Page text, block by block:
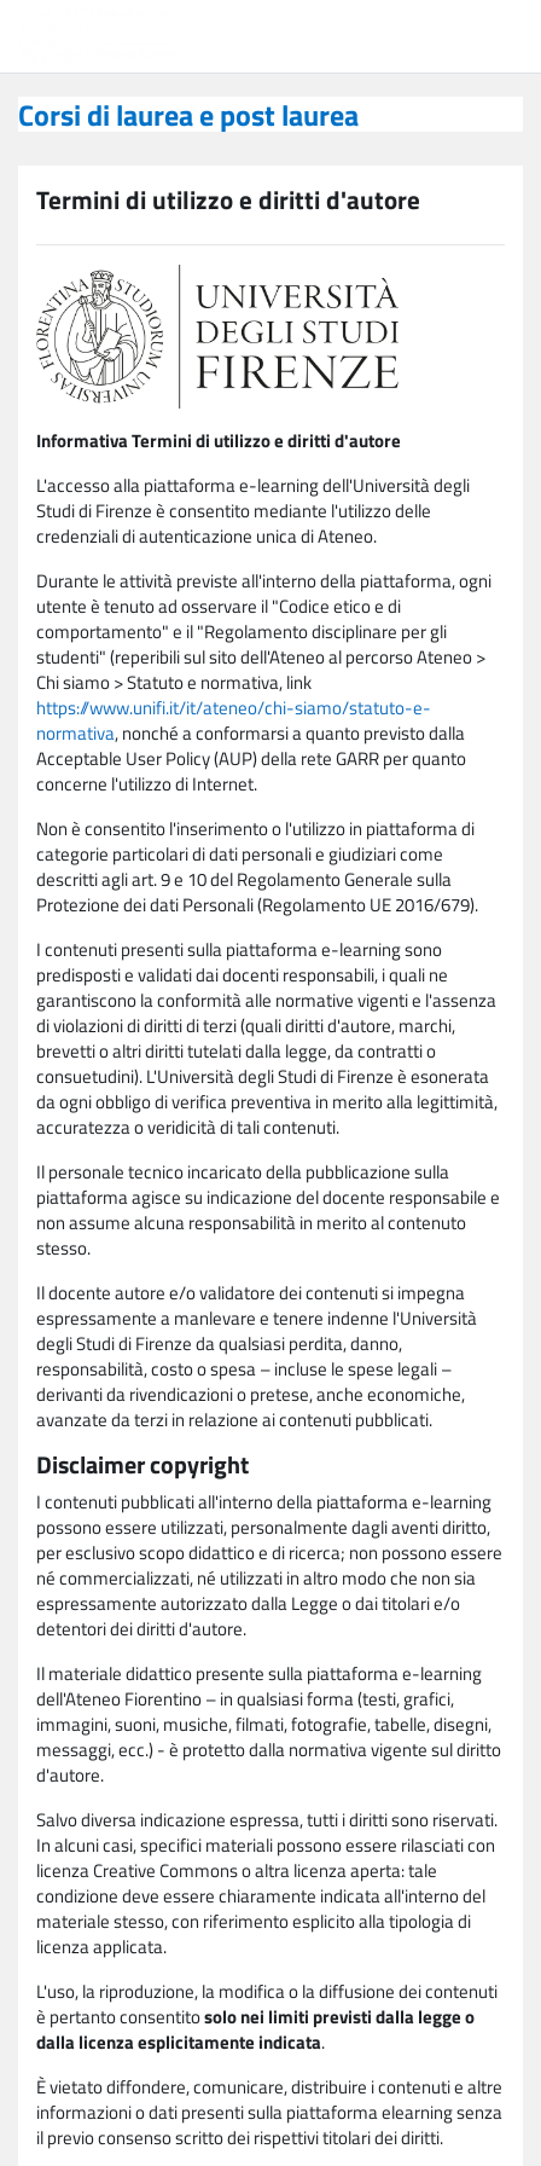
Corsi di laurea e post laurea
Termini di utilizzo e diritti d'autore
Informativa Termini di utilizzo e diritti d'autore
L'accesso alla piattaforma e-learning dell'Università degli
Studi di Firenze è consentito mediante l'utilizzo delle
credenziali di autenticazione unica di Ateneo.
Durante le attività previste all'interno della piattaforma, ogni
utente è tenuto ad osservare il "Codice etico e di
comportamento" e il "Regolamento disciplinare per gli
studenti" (reperibili sul sito dell'Ateneo al percorso Ateneo >
Chi siamo > Statuto e normativa, link
https://www.unifi.it/it/ateneo/chi-siamo/statuto-e-
normativa, nonché a conformarsi a quanto previsto dalla
Acceptable User Policy (AUP) della rete GARR per quanto
concerne l'utilizzo di Internet.
Non è consentito l'inserimento o l'utilizzo in piattaforma di
categorie particolari di dati personali e giudiziari come
descritti agli art. 9 e 10 del Regolamento Generale sulla
Protezione dei dati Personali (Regolamento UE 2016/679).
I contenuti presenti sulla piattaforma e-learning sono
predisposti e validati dai docenti responsabili, i quali ne
garantiscono la conformità alle normative vigenti e l'assenza
di violazioni di diritti di terzi (quali diritti d'autore, marchi,
brevetti o altri diritti tutelati dalla legge, da contratti o
consuetudini). L'Università degli Studi di Firenze è esonerata
da ogni obbligo di verifica preventiva in merito alla legittimità,
accuratezza o veridicità di tali contenuti.
Il personale tecnico incaricato della pubblicazione sulla
piattaforma agisce su indicazione del docente responsabile e
non assume alcuna responsabilità in merito al contenuto
stesso.
Il docente autore e/o validatore dei contenuti si impegna
espressamente a manlevare e tenere indenne l'Università
degli Studi di Firenze da qualsiasi perdita, danno,
responsabilità, costo o spesa – incluse le spese legali –
derivanti da rivendicazioni o pretese, anche economiche,
avanzate da terzi in relazione ai contenuti pubblicati.
Disclaimer copyright
I contenuti pubblicati all'interno della piattaforma e-learning
possono essere utilizzati, personalmente dagli aventi diritto,
per esclusivo scopo didattico e di ricerca; non possono essere
né commercializzati, né utilizzati in altro modo che non sia
espressamente autorizzato dalla Legge o dai titolari e/o
detentori dei diritti d'autore.
Il materiale didattico presente sulla piattaforma e-learning
dell'Ateneo Fiorentino – in qualsiasi forma (testi, grafici,
immagini, suoni, musiche, filmati, fotografie, tabelle, disegni,
messaggi, ecc.) - è protetto dalla normativa vigente sul diritto
d'autore.
Salvo diversa indicazione espressa, tutti i diritti sono riservati.
In alcuni casi, specifici materiali possono essere rilasciati con
licenza Creative Commons o altra licenza aperta: tale
condizione deve essere chiaramente indicata all'interno del
materiale stesso, con riferimento esplicito alla tipologia di
licenza applicata.
L'uso, la riproduzione, la modifica o la diffusione dei contenuti
è pertanto consentitosolo nei limiti previsti dalla legge o
dalla licenza esplicitamente indicata.
È vietato diffondere, comunicare, distribuire i contenuti e altre
informazioni o dati presenti sulla piattaforma elearning senza
il previo consenso scritto dei rispettivi titolari dei diritti.